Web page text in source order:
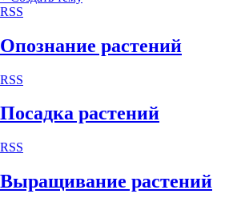
RSS
Опознание растений
RSS
Посадка растений
RSS
Выращивание растений